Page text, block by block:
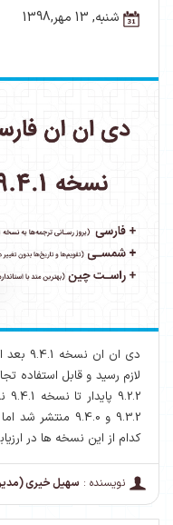
شنبه, 13 مهر,1398
دی ان
لازم رسید و قابل استفاده
9.3.2 و 9.4.0
کدام از این نسخه ها در
نویسنده : سهیل خیری